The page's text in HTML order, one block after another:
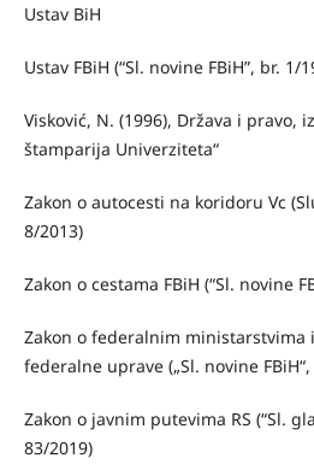
Ustav BiH
Ustav FBiH (“Sl. novine FBiH”, br. 1/
Visković, N. (1996), Država i pravo,
štamparija Univerziteta“
Zakon o autocesti na koridoru Vc
8/2013)
Zakon o cestama FBiH (“Sl. novine
Zakon o federalnim
federalne uprave („Sl. novine
Zakon o javnim putevima RS (“Sl.
83/2019)